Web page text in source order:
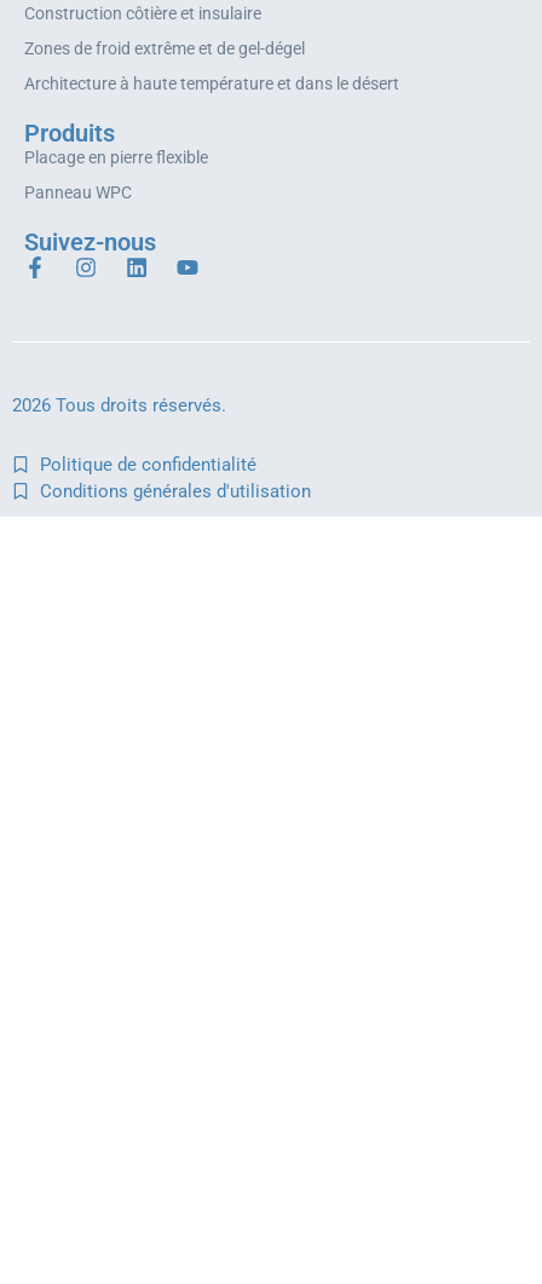
Construction côtière et insulaire
Zones de froid extrême et de gel-dégel
Architecture à haute température et dans le désert
Produits
Placage en pierre flexible
Panneau WPC
Suivez-nous
2026 Tous droits réservés.
Politique de confidentialité
Conditions générales d'utilisation